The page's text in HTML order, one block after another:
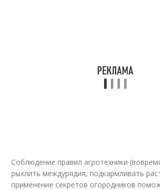
Соблюдение правил агротехники
рыхлить междурядия, подкармливать
применение секретов огородников